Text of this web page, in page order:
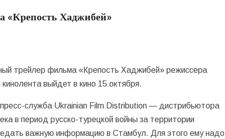
«Крепость Хаджибей»
трейлер фильма «Крепость Хаджибей» режиссера
выйдет в кино 15 октября.
служба Ukrainian Film Distribution — дистрибьютора
в период русско-турецкой войны за территории
важную информацию в Стамбул. Для этого ему надо